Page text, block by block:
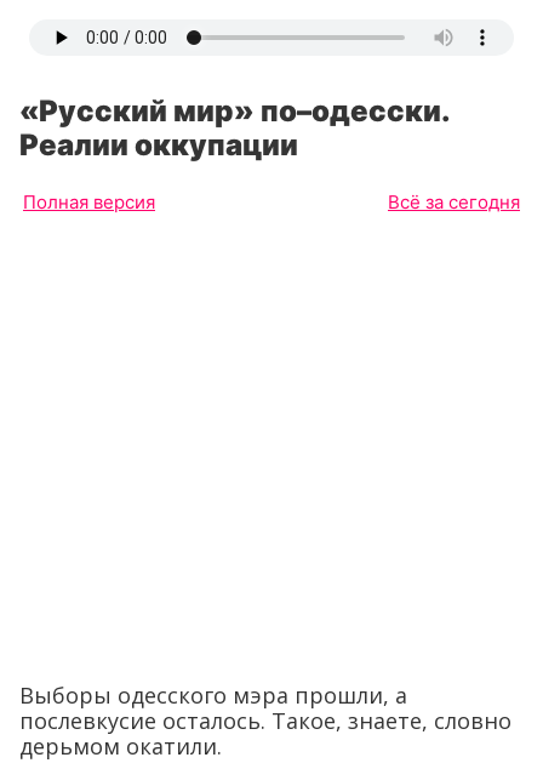
«Русский мир» по–одесски.
Реалии оккупации
Полная версия Всё за сегодня
Выборы одесского мэра прошли, а
послевкусие осталось. Такое, знаете, словно
дерьмом окатили.